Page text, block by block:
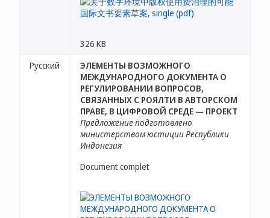
326 KB
Русский
ЭЛЕМЕНТЫ ВОЗМОЖНОГО
МЕЖДУНАРОДНОГО ДОКУМЕНТА О
РЕГУЛИРОВАНИИ ВОПРОСОВ,
СВЯЗАННЫХ С РОЯЛТИ В АВТОРСКОМ
ПРАВЕ, В ЦИФРОВОЙ СРЕДЕ — ПРОЕКТ
Предложение подготовлено
министерством юстиции Республики
Индонезия
Document complet